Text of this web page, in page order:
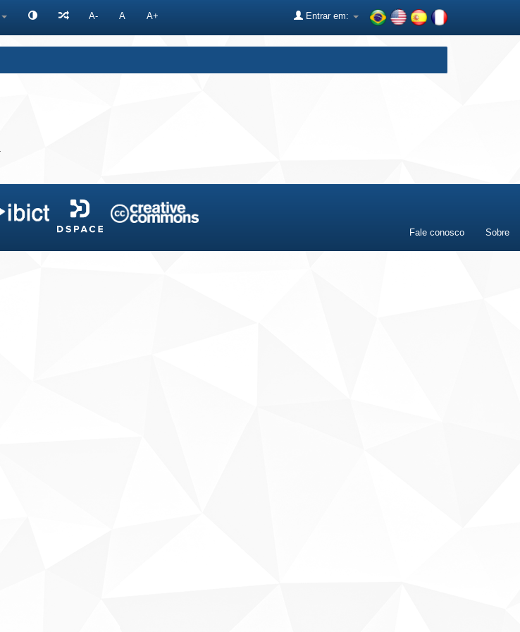
A- A A+ Entrar em:
Fale conosco Sobre